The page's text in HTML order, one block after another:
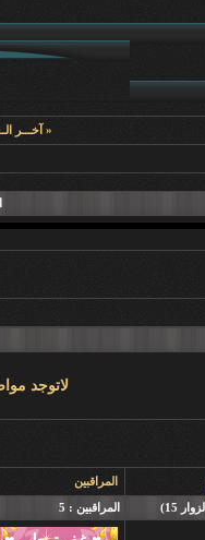
« آخـــر
لاتوجد
المراقبين
المراقبين : 5